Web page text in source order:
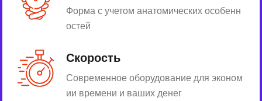
Форма с учетом анатомических особенн
остей
Скорость
Современное оборудование для эконом
ии времени и ваших денег